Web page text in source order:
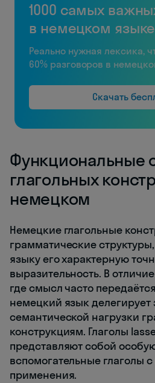
1000 самых
в немецком языке
Реально нужная лексика,
60% разговоров в
Скачать
Функциональные
глагольных
немецком
Немецкие глагольные
грамматические
языку его характерную
выразительность. В
где смысл часто
немецкий язык делегирует
семантической нагрузки
конструкциям. Глаголы
представляют собой
вспомогательные глаголы
применения.